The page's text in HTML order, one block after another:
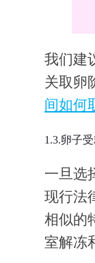
我们建
关取卵
间如何
1.3.卵子
一旦选
现行法
相似的
室解冻